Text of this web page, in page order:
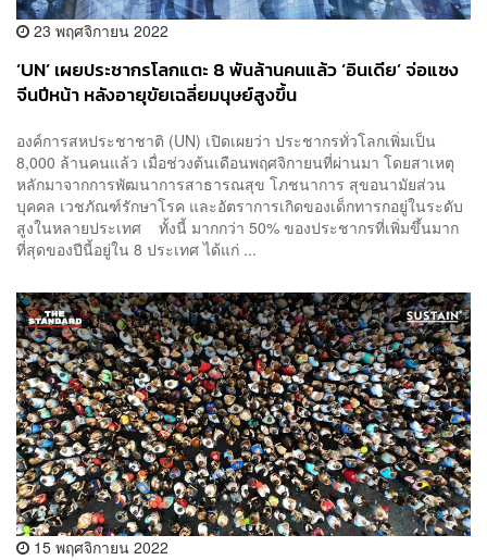
23 พฤศจิกายน 2022
‘UN’ เผยประชากรโลกแตะ 8 พันล้านคนแล้ว ‘อินเดีย’ จ่อแซง
จีนปีหน้า หลังอายุขัยเฉลี่ยมนุษย์สูงขึ้น
องค์การสหประชาชาติ (UN) เปิดเผยว่า ประชากรทั่วโลกเพิ่มเป็น
8,000 ล้านคนแล้ว เมื่อช่วงต้นเดือนพฤศจิกายนที่ผ่านมา โดยสาเหตุ
หลักมาจากการพัฒนาการสาธารณสุข โภชนาการ สุขอนามัยส่วน
บุคคล เวชภัณฑ์รักษาโรค และอัตราการเกิดของเด็กทารกอยู่ในระดับ
สูงในหลายประเทศ ทั้งนี้ มากกว่า 50% ของประชากรที่เพิ่มขึ้นมาก
ที่สุดของปีนี้อยู่ใน 8 ประเทศ ได้แก่ ...
15 พฤศจิกายน 2022